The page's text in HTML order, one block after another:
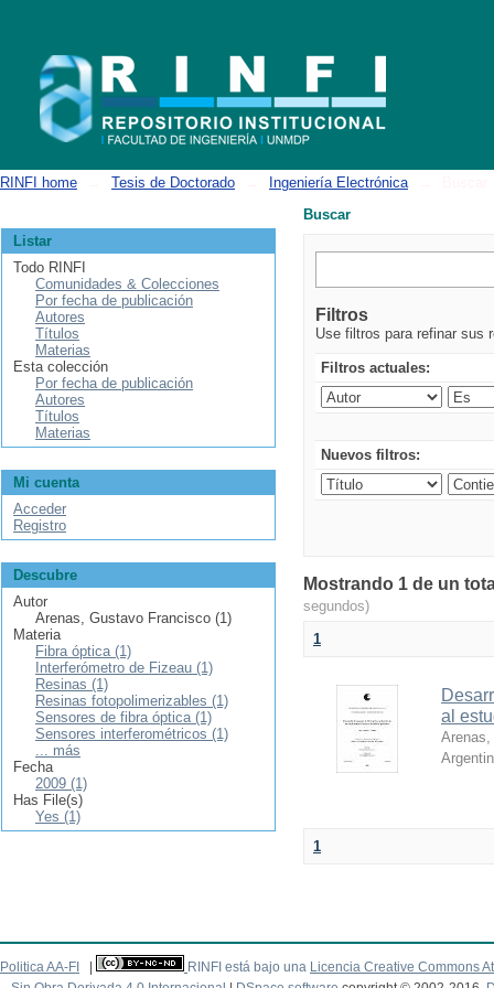
RINFI home Tesis de Doctorado Ingeniería Electrónica
Buscar
Filtros
Use filtros para refinar sus
Filtros actuales:
Nuevos filtros:
Mostrando 1 de un
segundos)
1
al
1
Listar
Todo RINFI
Comunidades & Colecciones
Por fecha de publicación
Autores
Títulos
Materias
Esta colección
Por fecha de publicación
Autores
Títulos
Materias
Mi cuenta
Acceder
Registro
Descubre
Autor
Arenas, Gustavo Francisco (1)
Materia
Fibra óptica (1)
Interferómetro de Fizeau (1)
Resinas (1)
Resinas fotopolimerizables (1)
Sensores de fibra óptica (1)
Sensores interferométricos (1)
... más
Fecha
2009 (1)
Has File(s)
Yes (1)
Politica AA-FI RINFI está bajo una Licencia Creative Commons